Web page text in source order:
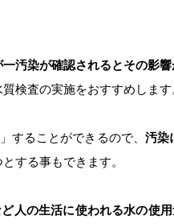
一汚染が確認されるとその影
検査の実施をおすすめします
」することができるので、 汚染
する事もできます。
人の生活に使われる水の使